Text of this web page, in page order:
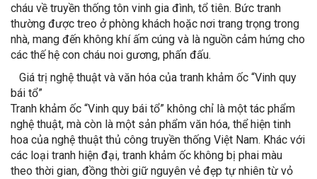
cháu về truyền thống tôn vinh gia đình, tổ tiên. Bức tranh
thường được treo ở phòng khách hoặc nơi trang trọng trong
nhà, mang đến không khí ấm cúng và là nguồn cảm hứng cho
các thế hệ con cháu noi gương, phấn đấu.
Giá trị nghệ thuật và văn hóa của tranh khảm ốc “Vinh quy
bái tổ”
Tranh khảm ốc “Vinh quy bái tổ” không chỉ là một tác phẩm
nghệ thuật, mà còn là một sản phẩm văn hóa, thể hiện tinh
hoa của nghệ thuật thủ công truyền thống Việt Nam. Khác với
các loại tranh hiện đại, tranh khảm ốc không bị phai màu
theo thời gian, đồng thời giữ nguyên vẻ đẹp tự nhiên từ vỏ